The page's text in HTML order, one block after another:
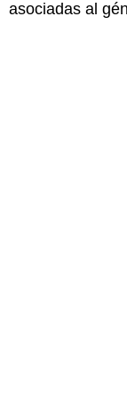
asociadas al